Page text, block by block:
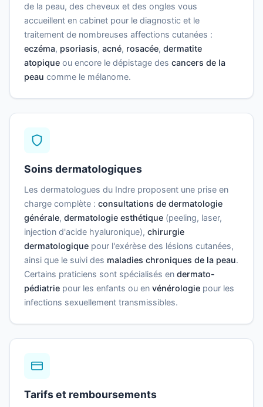
de la peau, des cheveux et des ongles vous
accueillent en cabinet pour le diagnostic et le
traitement de nombreuses affections cutanées :
eczéma, psoriasis, acné, rosacée, dermatite
atopique ou encore le dépistage des cancers de la
peau comme le mélanome.
Soins dermatologiques
Les dermatologues du Indre proposent une prise en
charge complète : consultations de dermatologie
générale, dermatologie esthétique (peeling, laser,
injection d'acide hyaluronique), chirurgie
dermatologique pour l'exérèse des lésions cutanées,
ainsi que le suivi des maladies chroniques de la peau.
Certains praticiens sont spécialisés en dermato-
pédiatrie pour les enfants ou en vénérologie pour les
infections sexuellement transmissibles.
Tarifs et remboursements